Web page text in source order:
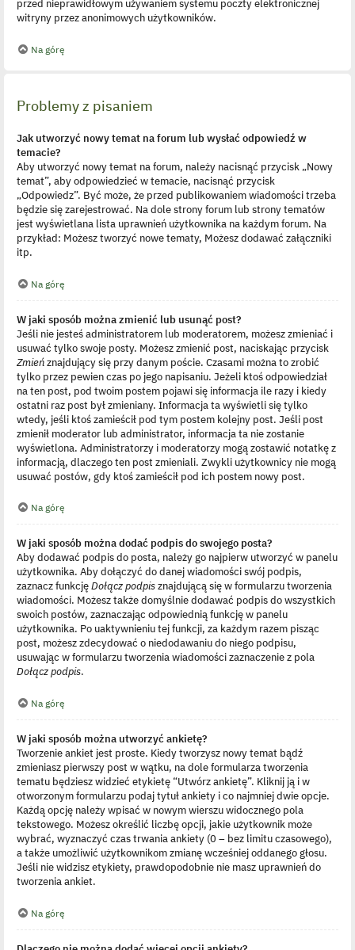
przed nieprawidłowym używaniem systemu poczty elektronicznej
witryny przez anonimowych użytkowników.
Na górę
Problemy z pisaniem
Jak utworzyć nowy temat na forum lub wysłać odpowiedź w
temacie?
Aby utworzyć nowy temat na forum, należy nacisnąć przycisk „Nowy
temat”, aby odpowiedzieć w temacie, nacisnąć przycisk
„Odpowiedz”. Być może, że przed publikowaniem wiadomości trzeba
będzie się zarejestrować. Na dole strony forum lub strony tematów
jest wyświetlana lista uprawnień użytkownika na każdym forum. Na
przykład: Możesz tworzyć nowe tematy, Możesz dodawać załączniki
itp.
Na górę
W jaki sposób można zmienić lub usunąć post?
Jeśli nie jesteś administratorem lub moderatorem, możesz zmieniać i
usuwać tylko swoje posty. Możesz zmienić post, naciskając przycisk
Zmieńznajdujący się przy danym poście. Czasami można to zrobić
tylko przez pewien czas po jego napisaniu. Jeżeli ktoś odpowiedział
na ten post, pod twoim postem pojawi się informacja ile razy i kiedy
ostatni raz post był zmieniany. Informacja ta wyświetli się tylko
wtedy, jeśli ktoś zamieścił pod tym postem kolejny post. Jeśli post
zmienił moderator lub administrator, informacja ta nie zostanie
wyświetlona. Administratorzy i moderatorzy mogą zostawić notatkę z
informacją, dlaczego ten post zmieniali. Zwykli użytkownicy nie mogą
usuwać postów, gdy ktoś zamieścił pod ich postem nowy post.
Na górę
W jaki sposób można dodać podpis do swojego posta?
Aby dodawać podpis do posta, należy go najpierw utworzyć w panelu
użytkownika. Aby dołączyć do danej wiadomości swój podpis,
zaznacz funkcjęDołącz podpisznajdującą się w formularzu tworzenia
wiadomości. Możesz także domyślnie dodawać podpis do wszystkich
swoich postów, zaznaczając odpowiednią funkcję w panelu
użytkownika. Po uaktywnieniu tej funkcji, za każdym razem pisząc
post, możesz zdecydować o niedodawaniu do niego podpisu,
usuwając w formularzu tworzenia wiadomości zaznaczenie z pola
Dołącz podpis.
Na górę
W jaki sposób można utworzyć ankietę?
Tworzenie ankiet jest proste. Kiedy tworzysz nowy temat bądź
zmieniasz pierwszy post w wątku, na dole formularza tworzenia
tematu będziesz widzieć etykietę “Utwórz ankietę”. Kliknij ją i w
otworzonym formularzu podaj tytuł ankiety i co najmniej dwie opcje.
Każdą opcję należy wpisać w nowym wierszu widocznego pola
tekstowego. Możesz określić liczbę opcji, jakie użytkownik może
wybrać, wyznaczyć czas trwania ankiety (0 – bez limitu czasowego),
a także umożliwić użytkownikom zmianę wcześniej oddanego głosu.
Jeśli nie widzisz etykiety, prawdopodobnie nie masz uprawnień do
tworzenia ankiet.
Na górę